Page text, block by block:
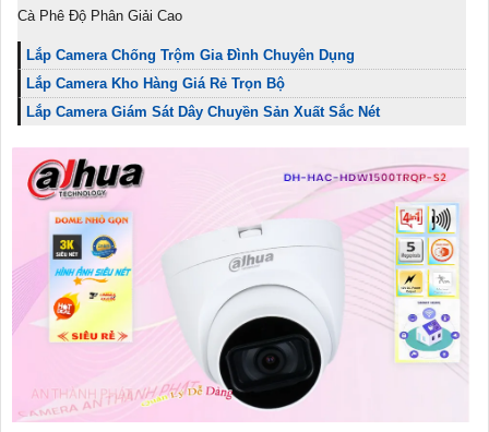
Cà Phê Độ Phân Giải Cao
Lắp Camera Chống Trộm Gia Đình Chuyên Dụng
Lắp Camera Kho Hàng Giá Rẻ Trọn Bộ
Lắp Camera Giám Sát Dây Chuyền Sản Xuất Sắc Nét
Bộ Camera Gia Đình Sắc Nét Giá Rẻ
Thiết kế trọn bộ Lắp đặt camera nhà xưởng có màu ban đêm của
thương hiệu Dahua đã được người Việt ưa chuộng hàng đầu. Được
cung cấp bởi Dahua, camera này có độ phân giải 5.0 MP, đảm bảo
cung cấp thông tin chi tiết về màu sắc sáng đẹp. Camera nhà xưởng
Dahua với thiết kế chuyên dụng cho môi trường